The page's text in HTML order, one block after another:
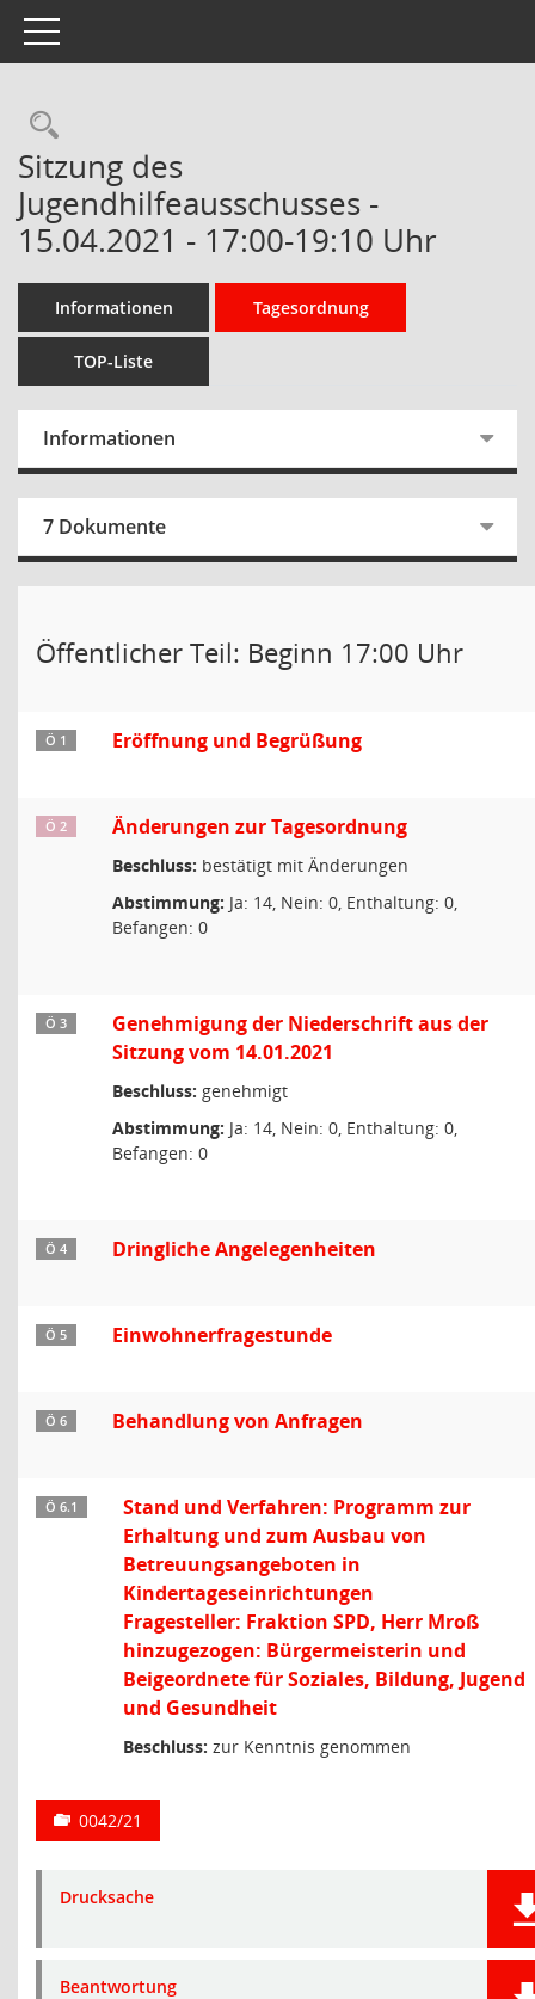
Toggle navigation
Rechercheauswahl
Sitzung des
Jugendhilfeausschusses -
15.04.2021 - 17:00-19:10 Uhr
Informationen Tagesordnung
TOP-Liste
Informationen
7 Dokumente
Öffentlicher Teil: Beginn 17:00 Uhr
Ö 1 Eröffnung und Begrüßung
Ö 2 Änderungen zur Tagesordnung
Beschluss: bestätigt mit Änderungen
Abstimmung: Ja: 14, Nein: 0, Enthaltung: 0,
Befangen: 0
Ö 3
Genehmigung der Niederschrift aus der
Sitzung vom 14.01.2021
Beschluss: genehmigt
Abstimmung: Ja: 14, Nein: 0, Enthaltung: 0,
Befangen: 0
Ö 4 Dringliche Angelegenheiten
Ö 5 Einwohnerfragestunde
Ö 6 Behandlung von Anfragen
Ö 6.1
Stand und Verfahren: Programm zur
Erhaltung und zum Ausbau von
Betreuungsangeboten in
Kindertageseinrichtungen
Fragesteller: Fraktion SPD, Herr Mroß
hinzugezogen: Bürgermeisterin und
Beigeordnete für Soziales, Bildung, Jugend
und Gesundheit
Beschluss: zur Kenntnis genommen
0042/21
Drucksache
Beantwortung